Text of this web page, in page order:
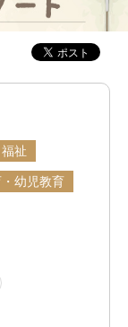
福祉
幼児教育